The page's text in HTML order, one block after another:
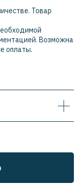
Товар
Возможна
оплаты.